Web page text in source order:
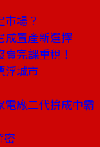
場？
成置產新選擇
完課重稅！
浮城市
廠二代拚成中霸
密